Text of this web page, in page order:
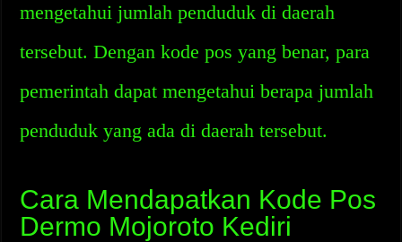
mengetahui jumlah penduduk di daerah
tersebut. Dengan kode pos yang benar, para
pemerintah dapat mengetahui berapa jumlah
penduduk yang ada di daerah tersebut.
Cara Mendapatkan Kode Pos
Dermo Mojoroto Kediri